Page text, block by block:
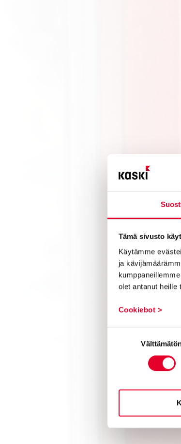
Tämä sivusto
Käytämme
ja
olet antanut heille
Cookiebot >